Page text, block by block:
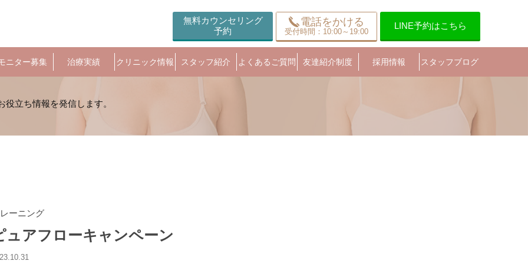
無料カウンセリング
予約
電話をかける
受付時間：10:00～19:00
LINE予約はこちら
ニター募集 治療実績 クリニック情報 スタッフ紹介 よくあるご質問 友達紹介制度 採用情報 スタッフブログ
ーニング
ュアフローキャンペーン